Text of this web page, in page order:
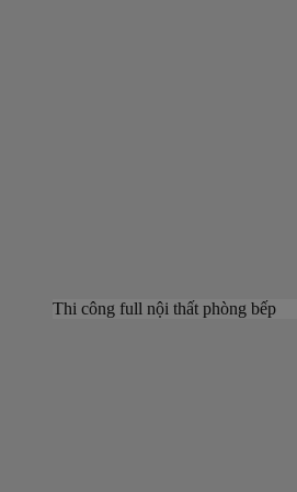
Thi công full nội thất phòng bếp